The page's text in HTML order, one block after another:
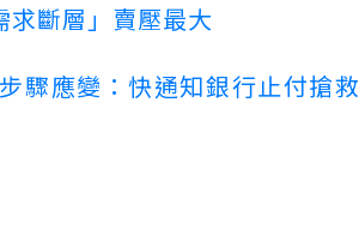
斷層」賣壓最大
驟應變：快通知銀行止付搶救